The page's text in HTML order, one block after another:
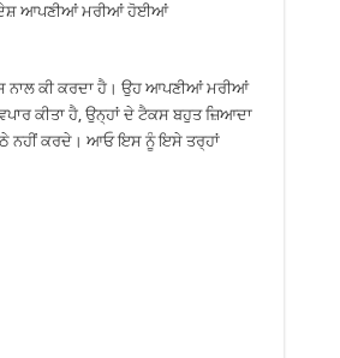
ਦੇਸ਼ ਆਪਣੀਆਂ ਮਰੀਆਂ ਹੋਈਆਂ
ਨਾਲ ਕੀ ਕਰਦਾ ਹੈ। ਉਹ ਆਪਣੀਆਂ ਮਰੀਆਂ
ਕੀਤਾ ਹੈ, ਉਨ੍ਹਾਂ ਦੇ ਟੈਕਸ ਬਹੁਤ ਜ਼ਿਆਦਾ
ਨਹੀਂ ਕਰਦੇ। ਆਓ ਇਸ ਨੂੰ ਇਸੇ ਤਰ੍ਹਾਂ